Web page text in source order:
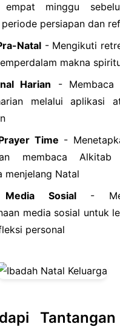
empat minggu
persiapan dan
Natal- Mengikuti
makna
Harian - Membaca
melalui aplikasi
Time -
membaca Alkitab
menjelang Natal
Media Sosial-
media sosial untuk
personal